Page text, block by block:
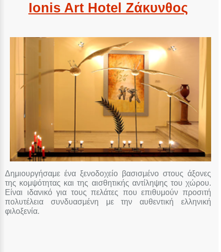
Ionis Art Hotel Ζάκυνθος
Δημιουργήσαμε ένα ξενοδοχείο βασισμένο στους άξονες
της κομψότητας και της αισθητικής αντίληψης του χώρου.
Είναι ιδανικό για τους πελάτες που επιθυμούν προσιτή
πολυτέλεια συνδυασμένη με την αυθεντική ελληνική
φιλοξενία.